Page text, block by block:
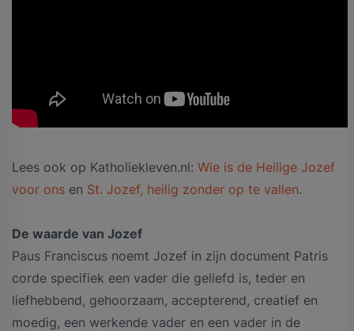
Lees ook op Katholiekleven.nl: Wie is de Heilige Jozef
voor ons en St. Jozef, heilig zonder op te vallen.
De waarde van Jozef
Paus Franciscus noemt Jozef in zijn document Patris
corde specifiek een vader die geliefd is, teder en
liefhebbend, gehoorzaam, accepterend, creatief en
moedig, een werkende vader en een vader in de